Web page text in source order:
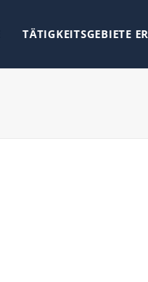
TÄTIGKEITSGEBIETE